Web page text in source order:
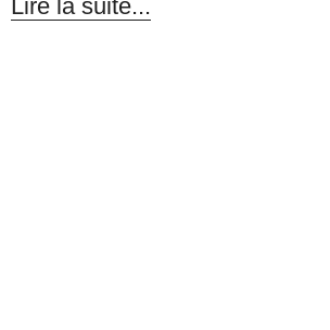
Lire la suite...